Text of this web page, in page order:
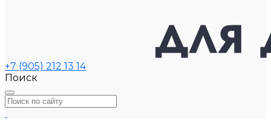
+7 (905) 212 13 14
Поиск